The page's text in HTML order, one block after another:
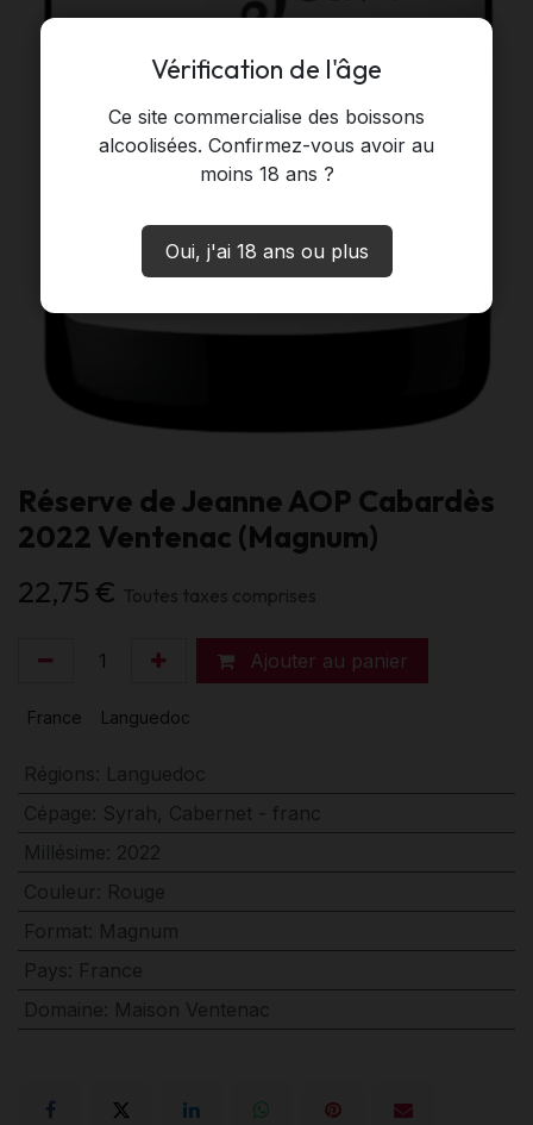
Vérification de l'âge
Ce site commercialise des boissons
alcoolisées. Confirmez-vous avoir au
moins 18 ans ?
Oui, j'ai 18 ans ou plus
Réserve de Jeanne AOP Cabardès
2022 Ventenac (Magnum)
22,75 € Toutes taxes comprises
Ajouter au panier
France Languedoc
Régions Languedoc
Cépage Syrah, Cabernet - franc
Millésime 2022
Couleur Rouge
Format: Magnum
Pays France
Domaine Maison Ventenac